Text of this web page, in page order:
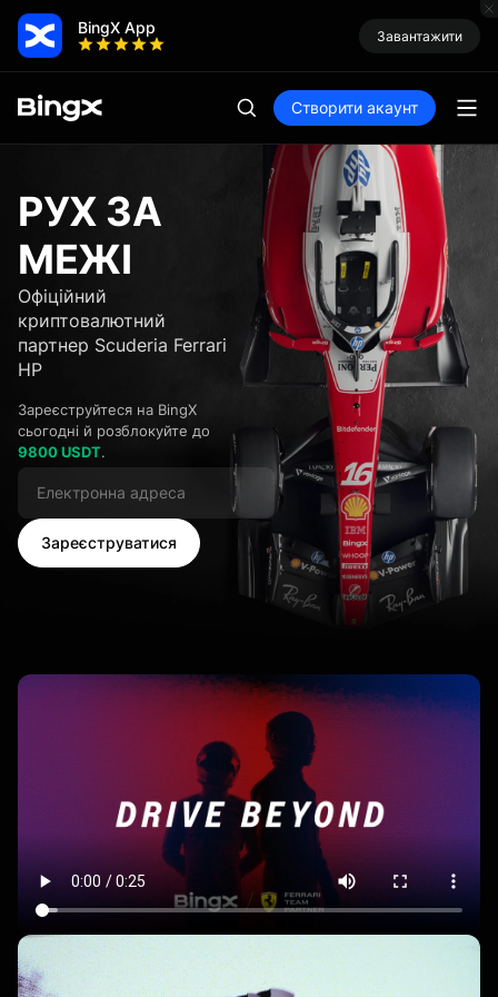
BingX App Завантажити
Створити акаунт
РУХ ЗА
МЕЖІ
Офіційний
криптовалютний
партнер Scuderia Ferrari
HP
Зареєструйтеся на BingX
сьогодні й розблокуйте до
9800 USDT.
Зареєструватися